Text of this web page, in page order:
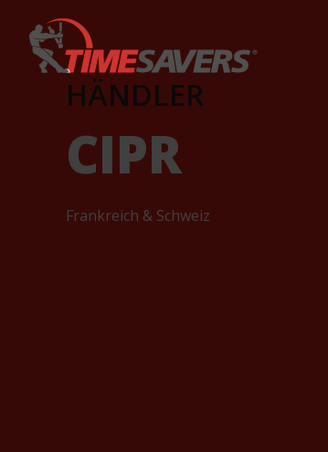
Keyword
HÄNDLER
CIPR
Frankreich & Schweiz